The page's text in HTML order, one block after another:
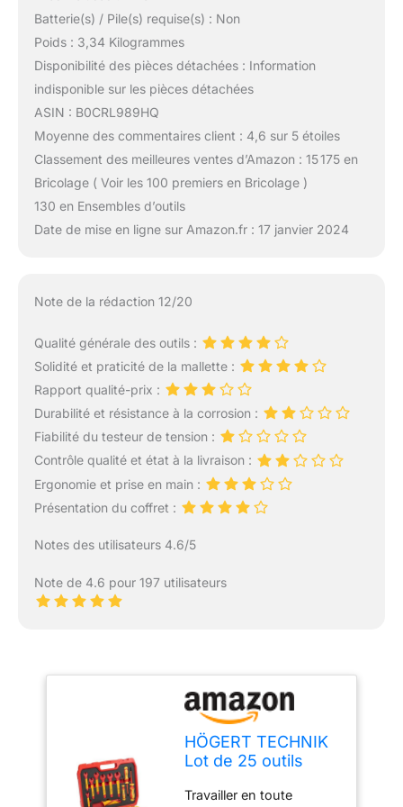
Batterie(s) / Pile(s) requise(s) : Non
Poids : 3,34 Kilogrammes
Disponibilité des pièces détachées : Information
indisponible sur les pièces détachées
ASIN : B0CRL989HQ
Moyenne des commentaires client : 4,6 sur 5 étoiles
Classement des meilleures ventes d’Amazon : 15 175 en
Bricolage ( Voir les 100 premiers en Bricolage )
130 en Ensembles d’outils
Date de mise en ligne sur Amazon.fr : 17 janvier 2024
Note de la rédaction 12/20
Qualité générale des outils :
Solidité et praticité de la mallette :
Rapport qualité-prix :
Durabilité et résistance à la corrosion :
Fiabilité du testeur de tension :
Contrôle qualité et état à la livraison :
Ergonomie et prise en main :
Présentation du coffret :
Notes des utilisateurs 4.6/5
Note de 4.6 pour 197 utilisateurs
HÖGERT TECHNIK
Lot de 25 outils
1000 V tournevis
Travailler en toute